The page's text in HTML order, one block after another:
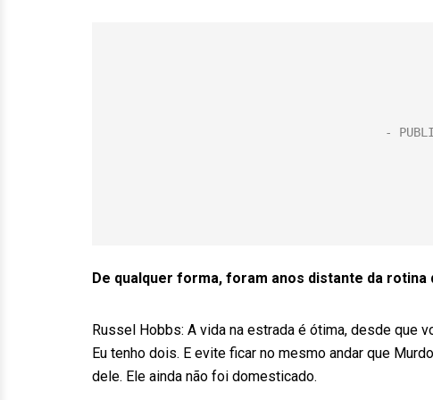
De qualquer forma, foram anos distante da rotina
Russel Hobbs: A vida na estrada é ótima, desde que
Eu tenho dois. E evite ficar no mesmo andar que
dele. Ele ainda não foi domesticado.